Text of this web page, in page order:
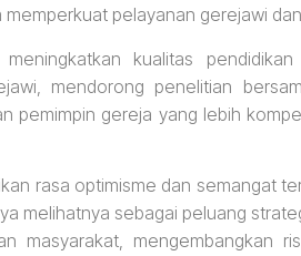
pelayanan gerejawi
kualitas
mendorong penelitian
pemimpin gereja yang lebih
rasa optimisme dan semangat
melihatnya sebagai peluang
masyarakat, mengembangkan